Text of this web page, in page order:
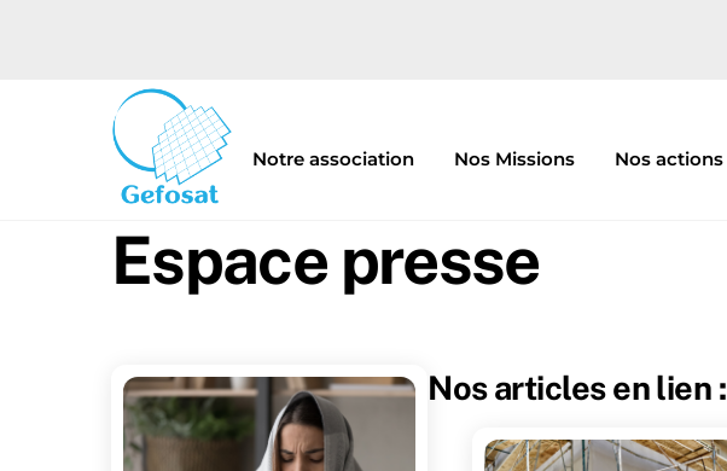
Notre association Nos Missions Nos actions
Espace presse
Nos articles en lien :